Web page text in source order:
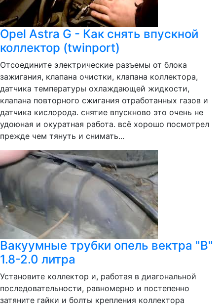
Opel Astra G - Как снять впускной
коллектор (twinport)
Отсоедините электрические разъемы от блока
зажигания, клапана очистки, клапана коллектора,
датчика температуры охлаждающей жидкости,
клапана повторного сжигания отработанных газов и
датчика кислорода. снятие впускново это очень не
удоюная и окуратная работа. всё хорошо посмотрел
прежде чем тянуть и снимать...
Вакуумные трубки опель вектра "B"
1.8-2.0 литра
Установите коллектор и, работая в диагональной
последовательности, равномерно и постепенно
затяните гайки и болты крепления коллектора